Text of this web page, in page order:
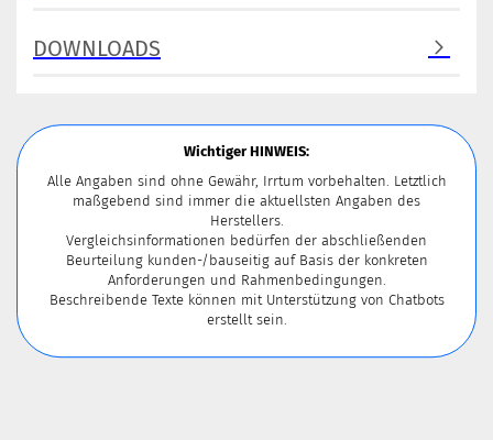
DOWNLOADS
Wichtiger HINWEIS:
Alle Angaben sind ohne Gewähr, Irrtum vorbehalten. Letztlich
maßgebend sind immer die aktuellsten Angaben des
Herstellers.
Vergleichsinformationen bedürfen der abschließenden
Beurteilung kunden-/bauseitig auf Basis der konkreten
Anforderungen und Rahmenbedingungen.
Beschreibende Texte können mit Unterstützung von Chatbots
erstellt sein.